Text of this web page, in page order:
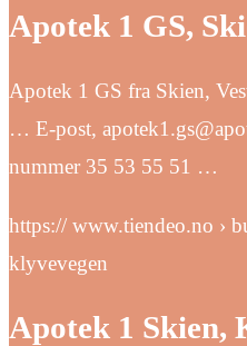
Apotek 1 GS,
Apotek 1 GS fra Skien,
… E-post,
nummer 35 53 55 51 …
https:// www.tiendeo.no ›
klyvevegen
Apotek 1 Skien,